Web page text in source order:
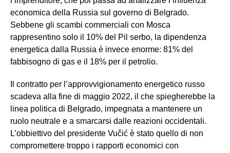
economica della Russia sul governo di Belgrado.
Sebbene gli scambi commerciali con Mosca
rappresentino solo il 10% del Pil serbo, la dipendenza
energetica dalla Russia è invece enorme: 81% del
fabbisogno di gas e il 18% per il petrolio.
Il contratto per l’approvvigionamento energetico russo
scadeva alla fine di maggio 2022, il che spiegherebbe la
linea politica di Belgrado, impegnata a mantenere un
ruolo neutrale e a smarcarsi dalle reazioni occidentali.
L’obbiettivo del presidente Vučić è stato quello di non
compromettere troppo i rapporti economici con